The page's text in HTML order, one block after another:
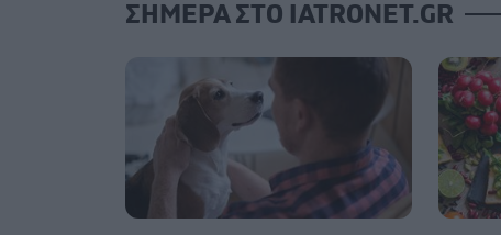
ΣΗΜΕΡΑ ΣΤΟ IATRONET.GR